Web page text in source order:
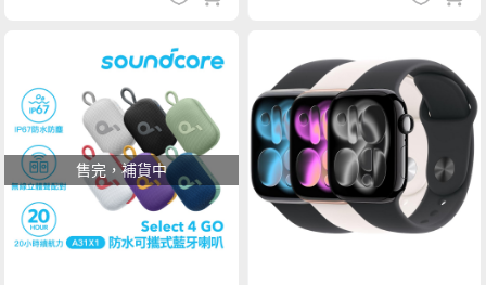
售完，補貨中